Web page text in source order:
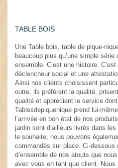
TABLE BOIS
Une Table bois, table de pique-
beaucoup plus qu’une simple
ensemble. C’est une histoire.
déclencheur social et une
Ainsi nos clients choisissent
outre, ils préfèrent la qualité,
qualité et apprécient le service
Tablesdepiquenique prend lui-
l’arrivée en bon état de nos
jardin sont d’ailleurs livrés dans
le souhaite, nous pouvons
commandés sur place. Ci-dessous
d’ensemble de nos atouts que
avec vous en tant que client.